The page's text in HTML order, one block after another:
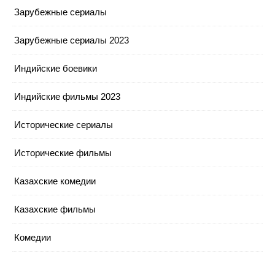
Зарубежные сериалы
Зарубежные сериалы 2023
Индийские боевики
Индийские фильмы 2023
Исторические сериалы
Исторические фильмы
Казахские комедии
Казахские фильмы
Комедии